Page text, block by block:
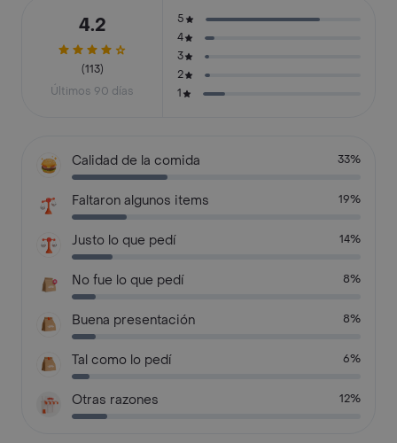
4.2
(113)
Últimos 90 días
5
4
3
2
1
Calidad de la comida 33%
Faltaron algunos items 19%
Justo lo que pedí 14%
No fue lo que pedí 8%
Buena presentación 8%
Tal como lo pedí 6%
Otras razones 12%